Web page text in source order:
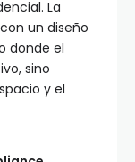
La
un diseño
donde el
sino
y el